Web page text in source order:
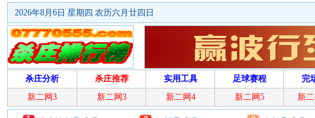
2026年8月6日 星期四 农历六月廿四日
杀庄分析 杀庄推荐 实用工具 足球赛程
完
新二网3
新二网3 新二网4 新二网5 新